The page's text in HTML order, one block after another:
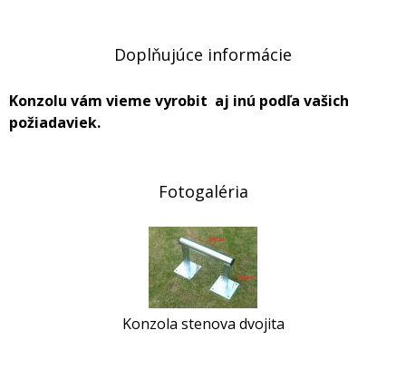
Doplňujúce informácie
Konzolu vám vieme vyrobit aj inú podľa vašich
požiadaviek.
Fotogaléria
Konzola stenova dvojita